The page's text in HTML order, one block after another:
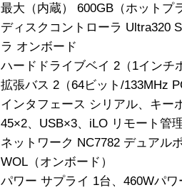
最大（内蔵） 600GB（ホットプ
ディスクコントローラ Ultra320
ラ オンボード
ハードドライブベイ 2（1イン
拡張バス 2（64ビット/133MHz
インタフェース シリアル、キー
45×2、USB×3、iLO リモート管
ネットワーク NC7782 デュアル
WOL（オンボード）
パワー サプライ 1台、460Wパ